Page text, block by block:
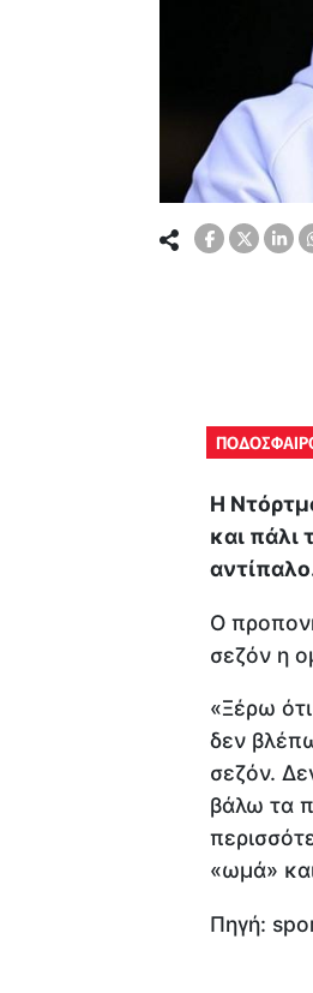
Η
και πάλι
Ο
σεζόν η
«Ξέρω
δεν
σεζόν.
βάλω τα
«ωμά»
Πηγή: